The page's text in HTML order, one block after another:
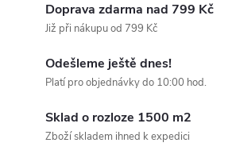
Doprava zdarma nad 799 Kč
Již při nákupu od 799 Kč
Odešleme ještě dnes!
Platí pro objednávky do 10:00 hod.
Sklad o rozloze 1500 m2
Zboží skladem ihned k expedici